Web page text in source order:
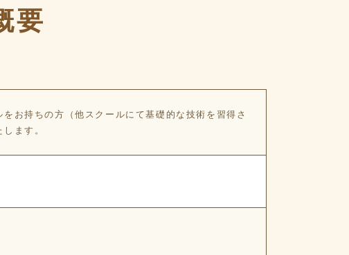
要
お持ちの方（他スクールにて基礎的な技術を習得さ
ます。